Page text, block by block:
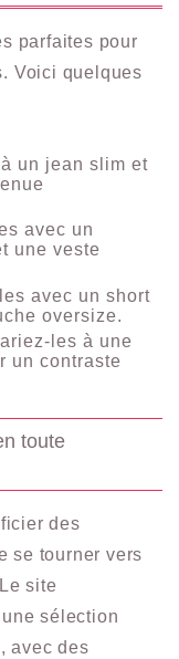
parfaites pour
Voici quelques
un jean slim et
avec un
une veste
avec un short
oversize.
les à une
un contraste
toute
des
se tourner vers
site
sélection
avec des